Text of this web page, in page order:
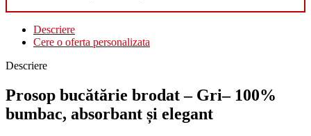
Descriere
Cere o oferta personalizata
Descriere
Prosop bucătărie brodat – Gri– 100%
bumbac, absorbant și elegant